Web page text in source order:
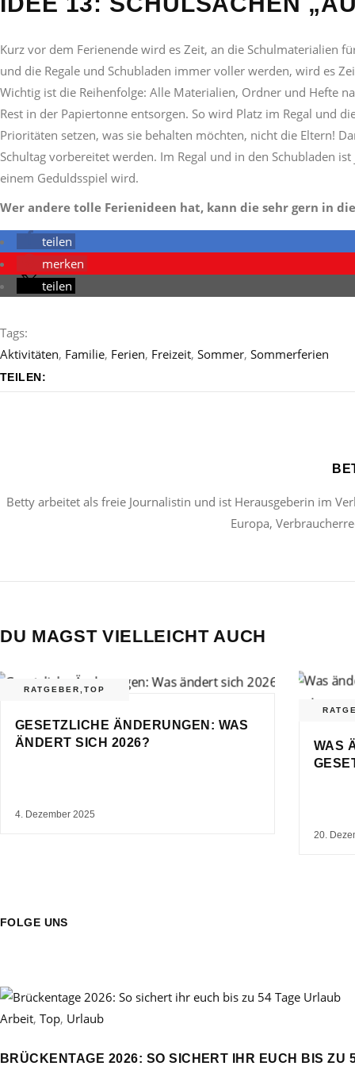
Kurz vor dem Ferienende wird es Zeit, an die Schulmaterialien
und die Regale und Schubladen immer voller werden, wird es
Wichtig ist die Reihenfolge: Alle Materialien, Ordner und Hefte
Rest in der Papiertonne entsorgen. So wird Platz im Regal und
Prioritäten setzen, was sie behalten möchten, nicht die Eltern!
Schultag vorbereitet werden. Im Regal und in den Schubladen
einem Geduldsspiel wird.
Wer andere tolle Ferienideen hat, kann die sehr gern in
teilen
merken
teilen
Tags:
Aktivitäten, Familie, Ferien, Freizeit, Sommer, Sommerferien
TEILEN:
Betty arbeitet als freie Journalistin und ist Herausgeberin im
Europa,
DU MAGST VIELLEICHT AUCH
RATGEBER,TOP
GESETZLICHE ÄNDERUNGEN: WAS
ÄNDERT SICH 2026?
4. Dezember 2025
WAS
20.
FOLGE UNS
Arbeit, Top, Urlaub
BRÜCKENTAGE 2026: SO SICHERT IHR EUCH BIS ZU